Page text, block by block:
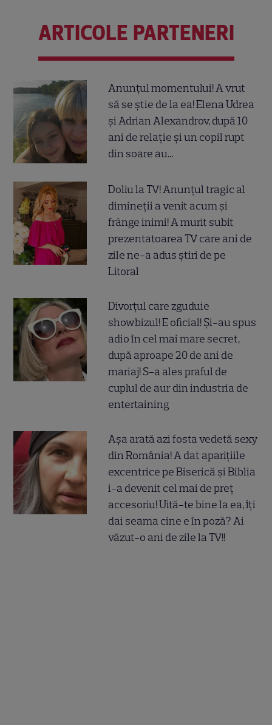
ARTICOLE PARTENERI
Anunțul momentului! A vrut
să se știe de la ea! Elena Udrea
și Adrian Alexandrov, după 10
ani de relație și un copil rupt
din soare au...
Doliu la TV! Anunțul tragic al
dimineții a venit acum și
frânge inimi! A murit subit
prezentatoarea TV care ani de
zile ne-a adus știri de pe
Litoral
Divorțul care zguduie
showbizul! E oficial! Și-au spus
adio în cel mai mare secret,
după aproape 20 de ani de
mariaj! S-a ales praful de
cuplul de aur din industria de
entertaining
Așa arată azi fosta vedetă sexy
din România! A dat aparițiile
excentrice pe Biserică și Biblia
i-a devenit cel mai de preț
accesoriu! Uită-te bine la ea, îți
dai seama cine e în poză? Ai
văzut-o ani de zile la TV!!